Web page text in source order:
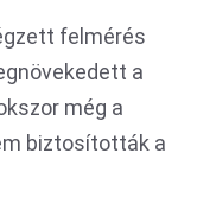
felmérés
a
még a
biztosították a